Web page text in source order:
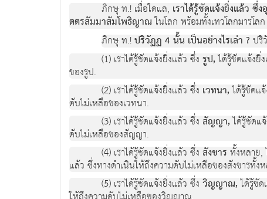
ภิกษุ ท.! เมื่อใดแล, เราไดรูชัดแจงยิ่งแล
ตตรสัมมาสัมโพธิญาณในโลก พรอมทั้งเทวโลกมารโ
ภิกษุ ท.!ปริวัฏฏ 4 นั้น เปนอยางไรเลา ? ปริ
(1) เราไดรูชัดแจงยิ่งแลว ซึ่งรูป,ไดรูชัดแจ
ของรูป.
(2) เราไดรูชัดแจงยิ่งแลว ซึ่ง เวทนา,ไดรูชัด
ดับไมเหลือของเวทนา.
(3) เราไดรูชัดแจงยิ่งแลว ซึ่งสัญญา,ไดรูชัด
ดับไมเหลือของสัญญา.
(4) เราไดรูชัดแจงยิ่งแลว ซึ่งสังขาร ทั้งหลาย,
แลว ซึ่งทางดําเนินใหถึงความดับไมเหลือของสังขารทั้ง
(5) เราไดรูชัดแจงยิ่งแลว ซึ่งวิญญาณ,ไดรู